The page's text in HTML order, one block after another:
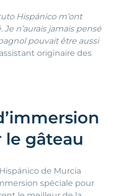
Hispánico m’ont
n’aurais jamais pensé
pouvait être aussi
originaire des
le gâteau
de Murcia
spéciale pour